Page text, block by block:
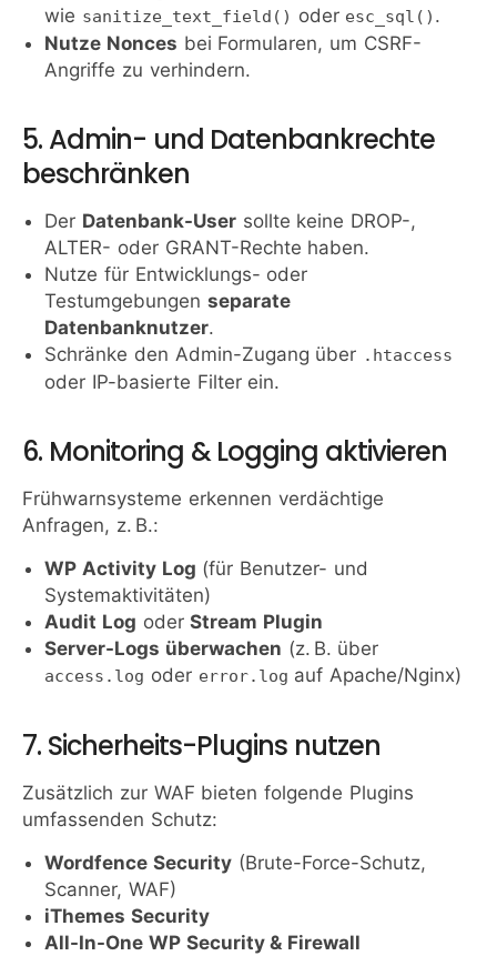
wie sanitize_text_field() oder esc_sql() .
Nutze Nonces bei Formularen, um CSRF-
Angriffe zu verhindern.
5. Admin- und Datenbankrechte
beschränken
Der Datenbank-Usersollte keine DROP-,
ALTER- oder GRANT-Rechte haben.
Nutze für Entwicklungs- oder
Testumgebungen separate
Datenbanknutzer.
Schränke den Admin-Zugang über .htaccess
oder IP-basierte Filter ein.
6. Monitoring & Logging aktivieren
Frühwarnsysteme erkennen verdächtige
Anfragen, z. B.:
WP Activity Log (für Benutzer- und
Systemaktivitäten)
Audit Log oderStream Plugin
Server-Logs überwachen (z. B. über
access.log oder error.log auf Apache/Nginx)
7. Sicherheits-Plugins nutzen
Zusätzlich zur WAF bieten folgende Plugins
umfassenden Schutz:
Wordfence Security(Brute-Force-Schutz,
Scanner, WAF)
iThemes Security
All-In-One WP Security & Firewall